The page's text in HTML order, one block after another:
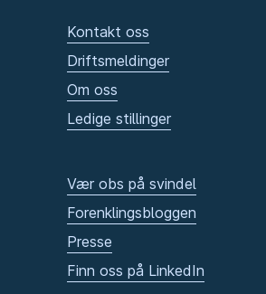
Kontakt oss
Driftsmeldinger
Om oss
Ledige stillinger
Vær obs på svindel
Forenklingsbloggen
Presse
Finn oss på LinkedIn